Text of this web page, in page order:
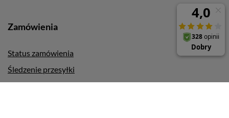
Zamówienia
Status zamówienia
Śledzenie przesyłki